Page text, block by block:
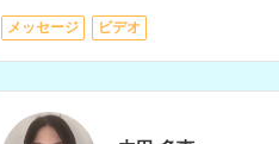
メッセージ ビデオ